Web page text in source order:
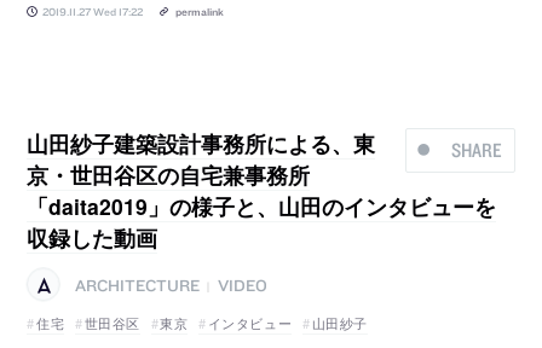
2019.11.27 Wed 17:22 permalink
SHARE
山田紗子建築設計事務所による、東
京・世田谷区の自宅兼事務所
「daita2019」の様子と、山田のインタビューを
収録した動画
ARCHITECTURE
VIDEO
住宅
世田谷区 東京 インタビュー 山田紗子